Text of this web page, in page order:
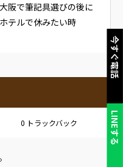
今すぐ電話
LINEする
大阪で筆記具選びの後に
ホテルで休みたい時
0 トラックバック